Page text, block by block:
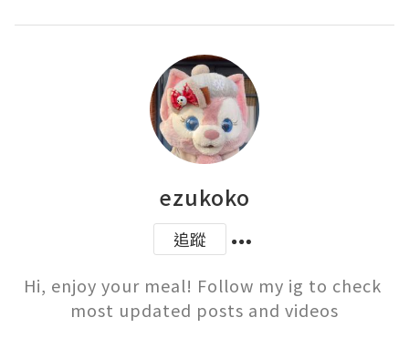
ezukoko
追蹤
Hi, enjoy your meal! Follow my ig to check
most updated posts and videos